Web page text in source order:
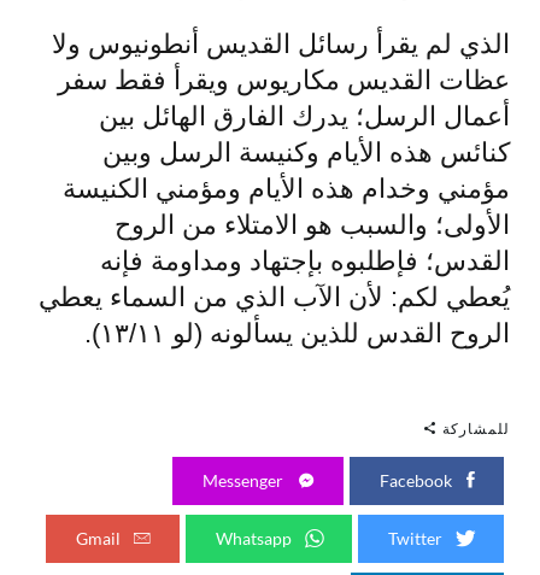
الذي لم يقرأ رسائل القديس أنطونيوس ولا
عظات القديس مكاريوس ويقرأ فقط سفر
أعمال الرسل؛ يدرك الفارق الهائل بين
كنائس هذه الأيام وكنيسة الرسل وبين
مؤمني وخدام هذه الأيام ومؤمني الكنيسة
الأولى؛ والسبب هو الامتلاء من الروح
القدس؛ فإطلبوه بإجتهاد ومداومة فإنه
يُعطي لكم: لأن الآب الذي من السماء يعطي
الروح القدس للذين يسألونه (لو ١٣/١١).
للمشاركة